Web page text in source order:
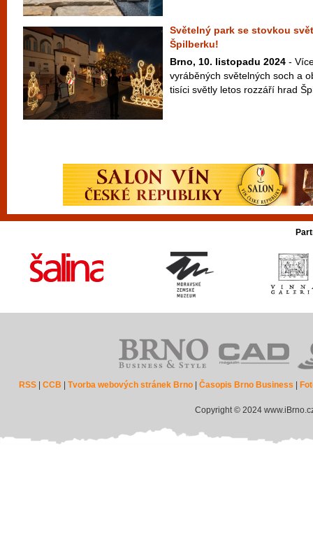
Světelný park se stovkou
Špilberku!
Brno, 10. listopadu 2024 -
vyráběných světelných soch a
tisíci světly letos rozzáří hrad
RSS |CCB |Tvorba webových stránek Brno |Časopis Brno Business
Copyright © 2024